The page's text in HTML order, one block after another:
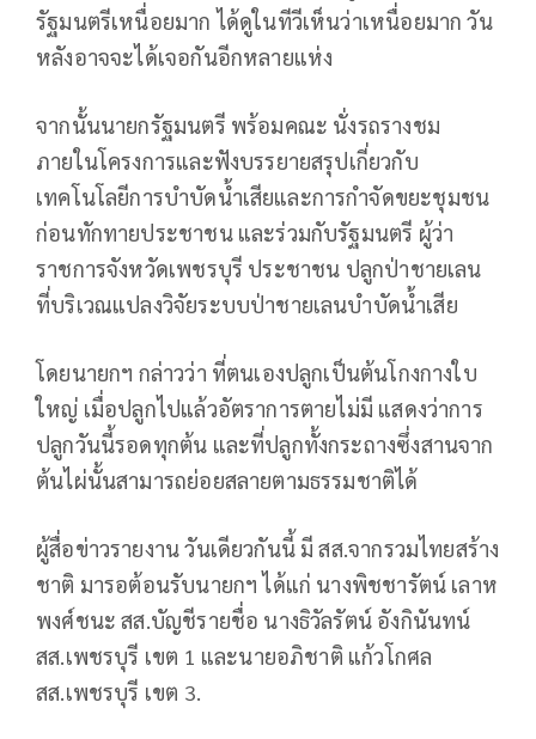
รัฐมนตรีเหนื่อยมาก ได้ดูในทีวีเห็นว่าเหนื่อยมาก วัน
หลังอาจจะได้เจอกันอีกหลายแห่ง
จากนั้นนายกรัฐมนตรี พร้อมคณะ นั่งรถรางชม
ภายในโครงการและฟังบรรยายสรุปเกี่ยวกับ
เทคโนโลยีการบำบัดน้ำเสียและการกำจัดขยะชุมชน
ก่อนทักทายประชาชน และร่วมกับรัฐมนตรี ผู้ว่า
ราชการจังหวัดเพชรบุรี ประชาชน ปลูกป่าชายเลน
ที่บริเวณแปลงวิจัยระบบป่าชายเลนบำบัดน้ำเสีย
โดยนายกฯ กล่าวว่า ที่ตนเองปลูกเป็นต้นโกงกางใบ
ใหญ่ เมื่อปลูกไปแล้วอัตราการตายไม่มี แสดงว่าการ
ปลูกวันนี้รอดทุกต้น และที่ปลูกทั้งกระถางซึ่งสานจาก
ต้นไผ่นั้นสามารถย่อยสลายตามธรรมชาติได้
ผู้สื่อข่าวรายงาน วันเดียวกันนี้ มี สส.จากรวมไทยสร้าง
ชาติ มารอต้อนรับนายกฯ ได้แก่ นางพิชชารัตน์ เลาห
พงศ์ชนะ สส.บัญชีรายชื่อ นางธิวัลรัตน์ อังกินันทน์
สส.เพชรบุรี เขต 1 และนายอภิชาติ แก้วโกศล
สส.เพชรบุรี เขต 3.